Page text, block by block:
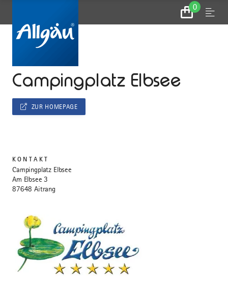
0
Zum
Warenkorb
Menu
Campingplatz Elbsee
ZUR HOMEPAGE
KONTAKT
Campingplatz Elbsee
Am Elbsee 3
87648 Aitrang